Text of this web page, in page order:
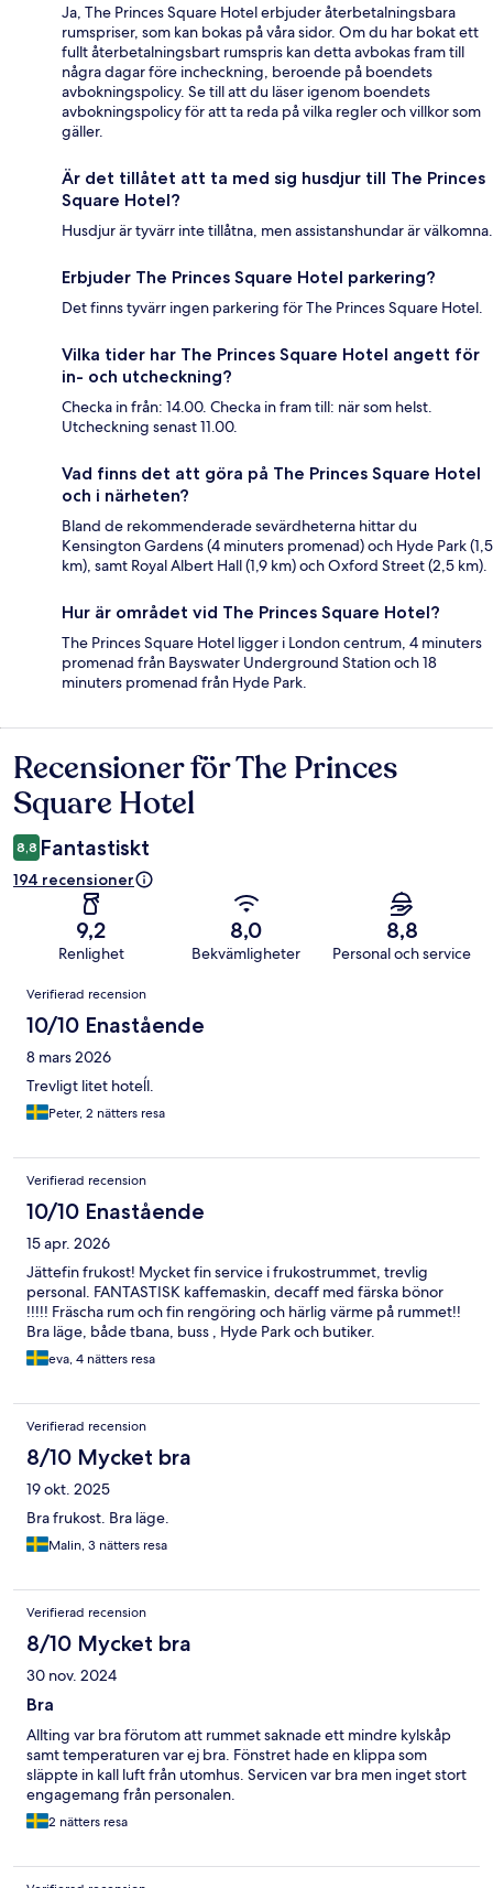
Ja, The Princes Square Hotel erbjuder återbetalningsbara
rumspriser, som kan bokas på våra sidor. Om du har bokat ett
fullt återbetalningsbart rumspris kan detta avbokas fram till
några dagar före incheckning, beroende på boendets
avbokningspolicy. Se till att du läser igenom boendets
avbokningspolicy för att ta reda på vilka regler och villkor som
gäller.
Är det tillåtet att ta med sig husdjur till The Princes
Square Hotel?
Husdjur är tyvärr inte tillåtna, men assistanshundar är välkomna.
Erbjuder The Princes Square Hotel parkering?
Det finns tyvärr ingen parkering för The Princes Square Hotel.
Vilka tider har The Princes Square Hotel angett för
in- och utcheckning?
Checka in från: 14.00. Checka in fram till: när som helst.
Utcheckning senast 11.00.
Vad finns det att göra på The Princes Square Hotel
och i närheten?
Bland de rekommenderade sevärdheterna hittar du
Kensington Gardens (4 minuters promenad) och Hyde Park (1,5
km), samt Royal Albert Hall (1,9 km) och Oxford Street (2,5 km).
Hur är området vid The Princes Square Hotel?
The Princes Square Hotel ligger i London centrum, 4 minuters
promenad från Bayswater Underground Station och 18
minuters promenad från Hyde Park.
Recensioner
Recensioner för The Princes
Square Hotel
8,8 Fantastiskt
194 recensioner
9,2
Renlighet
8,0
Bekvämligheter
8,8
Personal och service
Recensioner
Verifierad recension
10/10 Enastående
8 mars 2026
Trevligt litet hoteĺl.
Peter, 2 nätters resa
Verifierad recension
10/10 Enastående
15 apr. 2026
Jättefin frukost! Mycket fin service i frukostrummet, trevlig
personal. FANTASTISK kaffemaskin, decaff med färska bönor
!!!!! Fräscha rum och fin rengöring och härlig värme på rummet!!
Bra läge, både tbana, buss , Hyde Park och butiker.
eva, 4 nätters resa
Verifierad recension
8/10 Mycket bra
19 okt. 2025
Bra frukost. Bra läge.
Malin, 3 nätters resa
Verifierad recension
8/10 Mycket bra
30 nov. 2024
Bra
Allting var bra förutom att rummet saknade ett mindre kylskåp
samt temperaturen var ej bra. Fönstret hade en klippa som
släppte in kall luft från utomhus. Servicen var bra men inget stort
engagemang från personalen.
2 nätters resa